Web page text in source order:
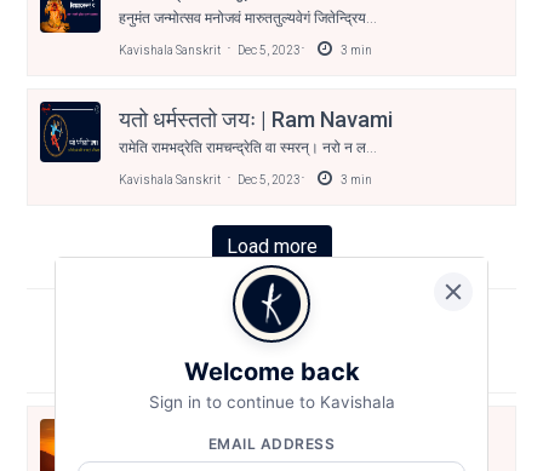
हनुमंत जन्मोत्सव मनोजवं मारुततुल्यवेगं जितेन्द्रिय...
Kavishala Sanskrit Dec 5, 2023 3 min
यतो धर्मस्ततो जयः | Ram Navami
रामेति रामभद्रेति रामचन्द्रेति वा स्मरन्‌। नरो न ल...
Kavishala Sanskrit Dec 5, 2023 3 min
Load more
Sootradhar
Check out some greatest poetries and stories
उपदेशसाहस्री / उपदेश ११
उपदेशसाहस्री / उपदेश ११ ईक्षितृत्वं स्वतःसिद्धं जन...
Welcome back
Sign in to continue to Kavishala
EMAIL ADDRESS